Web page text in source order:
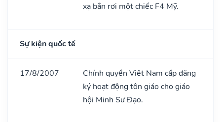
xạ bắn rơi một chiếc F4 Mỹ.
Sự kiện quốc tế
17/8/2007
Chính quyền Việt Nam cấp đăng
ký hoạt động tôn giáo cho giáo
hội Minh Sư Đạo.